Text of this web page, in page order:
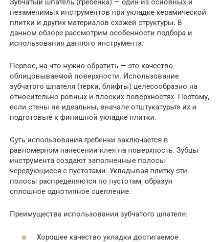
Зубчатый шпатель (гребенка) — один из основных и
незаменимых инструментов при укладке керамической
плитки и других материалов схожей структуры. В
данном обзоре рассмотрим особенности подбора и
использования данного инструмента.
Первое, на что нужно обратить — это качество
облицовываемой поверхности. Использование
зубчатого шпателя (терки, блифты) целесообразно на
относительно ровных и плоских поверхностях. Поэтому,
если стены не идеальны, вначале отштукатурьте их и
подготовьте к финишной укладке плитки.
Суть использования гребенки заключается в
равномерном нанесении клея на поверхность. Зубцы
инструмента создают заполненные полосы
чередующиеся с пустотами. Укладывая плитку эти
полосы распределяются по пустотам, образуя
сплошное однотипное сцепление.
Преимущества использования зубчатого шпателя:
Хорошее качество укладки достигаемое